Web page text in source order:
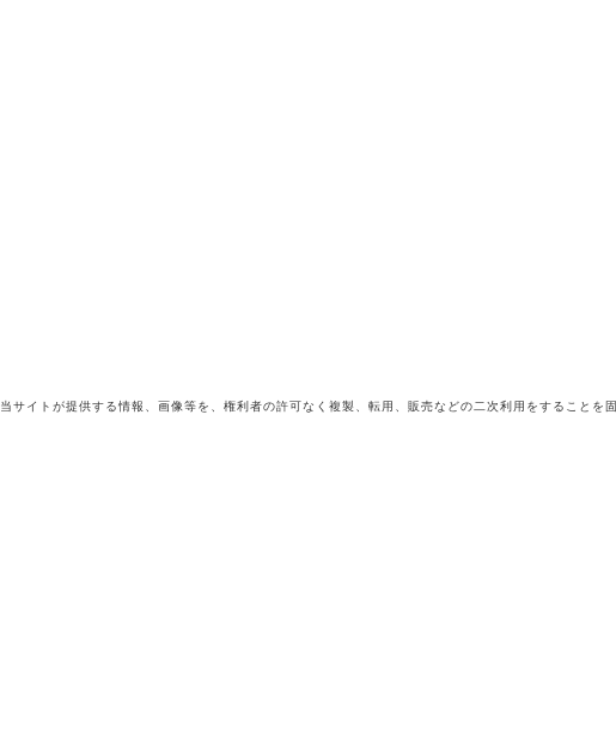
当サイトが提供する情報、画像等を、権利者の許可なく複製、転用、販売などの二次利用をすることを固